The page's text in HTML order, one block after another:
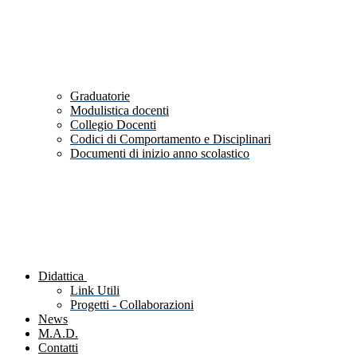
Graduatorie
Modulistica docenti
Collegio Docenti
Codici di Comportamento e Disciplinari
Documenti di inizio anno scolastico
Didattica
Link Utili
Progetti - Collaborazioni
News
M.A.D.
Contatti